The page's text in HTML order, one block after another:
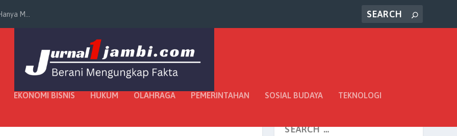
M...
EKONOMI BISNIS HUKUM OLAHRAGA PEMERINTAHAN SOSIAL BUDAYA TEKNOLOGI